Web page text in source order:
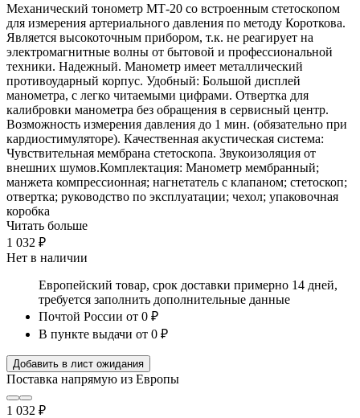
Механический тонометр МТ-20 со встроенным стетоскопом
для измерения артериального давления по методу Короткова.
Является высокоточным прибором, т.к. не реагирует на
электромагнитные волны от бытовой и профессиональной
техники. Надежный. Манометр имеет металлический
противоударный корпус. Удобный: Большой дисплей
манометра, с легко читаемыми цифрами. Отвертка для
калибровки манометра без обращения в сервисный центр.
Возможность измерения давления до 1 мин. (обязательно при
кардиостимуляторе). Качественная акустическая система:
Чувствительная мембрана стетоскопа. Звукоизоляция от
внешних шумов.Комплектация: Манометр мембранный;
манжета компрессионная; нагнетатель с клапаном; стетоскоп;
отвертка; руководство по эксплуатации; чехол; упаковочная
коробка
Читать больше
1 032 ₽
Нет в наличии
Европейский товар, срок доставки примерно 14 дней,
требуется заполнить дополнительные данные
Почтой России от 0 ₽
В пункте выдачи от 0 ₽
Добавить в лист ожидания
Поставка напрямую из Европы
1 032 ₽